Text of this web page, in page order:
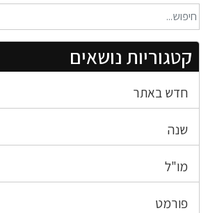
טקסט חופשי...
קטגוריות נושאים
חדש באתר
שנה
מו"ל
פורמט